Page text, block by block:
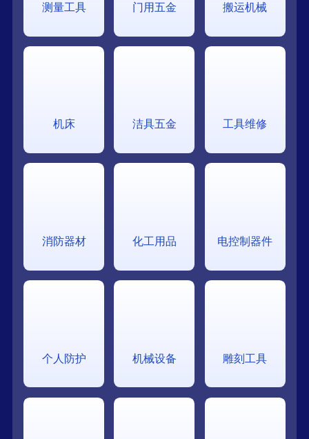
测量工具 门用五金 搬运机械
机床 洁具五金 工具维修
消防器材 化工用品 电控制器件
个人防护 机械设备 雕刻工具